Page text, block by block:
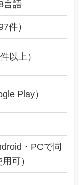
言語
件）
以上）
Play）
・PCで同
可）